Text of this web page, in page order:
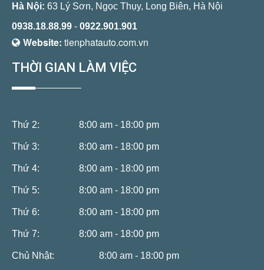
Hà Nội: 63 Lý Sơn, Ngọc Thụy, Long Biên, Hà Nội
0938.18.88.99 - 0922.901.901
Website: tienphatauto.com.vn
THỜI GIAN LÀM VIỆC
Thứ 2: 8:00 am - 18:00 pm
Thứ 3: 8:00 am - 18:00 pm
Thứ 4: 8:00 am - 18:00 pm
Thứ 5: 8:00 am - 18:00 pm
Thứ 6: 8:00 am - 18:00 pm
Thứ 7: 8:00 am - 18:00 pm
Chủ Nhật: 8:00 am - 18:00 pm